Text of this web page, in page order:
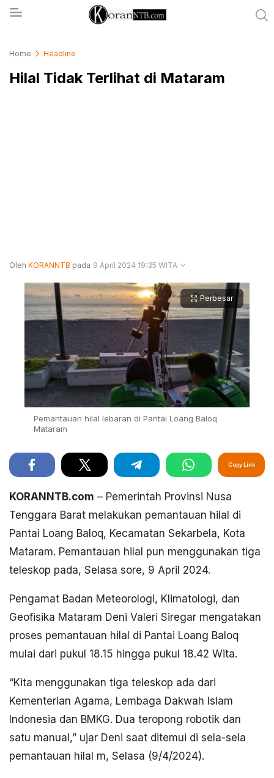
Home Headline
Hilal Tidak Terlihat di Mataram
Oleh KORANNTB pada 9 April 2024 19:35 WITA
Perbesar
Pemantauan hilal lebaran di Pantai Loang Baloq
Mataram
Copy Link
KORANNTB.com – Pemerintah Provinsi Nusa
Tenggara Barat melakukan pemantauan hilal di
Pantai Loang Baloq, Kecamatan Sekarbela, Kota
Mataram. Pemantauan hilal pun menggunakan tiga
teleskop pada, Selasa sore, 9 April 2024.
Pengamat Badan Meteorologi, Klimatologi, dan
Geofisika Mataram Deni Valeri Siregar mengatakan
proses pemantauan hilal di Pantai Loang Baloq
mulai dari pukul 18.15 hingga pukul 18.42 Wita.
“Kita menggunakan tiga teleskop ada dari
Kementerian Agama, Lembaga Dakwah Islam
Indonesia dan BMKG. Dua teropong robotik dan
satu manual,” ujar Deni saat ditemui di sela-sela
pemantauan hilal m, Selasa (9/4/2024).